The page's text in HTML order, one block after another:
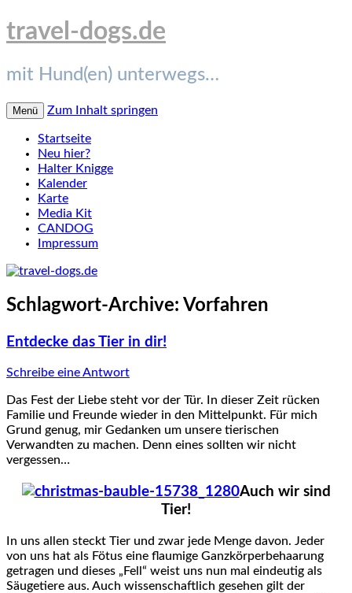
travel-dogs.de
mit Hund(en) unterwegs…
Menü Zum Inhalt springen
Startseite
Neu hier?
Halter Knigge
Kalender
Karte
Media Kit
CANDOG
Impressum
Schlagwort-Archive: Vorfahren
Entdecke das Tier in dir!
Schreibe eine Antwort
Das Fest der Liebe steht vor der Tür. In dieser Zeit rücken
Familie und Freunde wieder in den Mittelpunkt. Für mich
Grund genug, mir Gedanken um unsere tierischen
Verwandten zu machen. Denn eines sollten wir nicht
vergessen…
Auch wir sind
Tier!
In uns allen steckt Tier und zwar jede Menge davon. Jeder
von uns hat als Fötus eine flaumige Ganzkörperbehaarung
getragen und dieses „Fell“ weist uns nun mal eindeutig als
Säugetiere aus. Auch wissenschaftlich gesehen gilt der